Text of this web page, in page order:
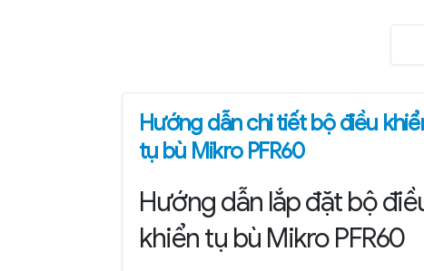
Hướng dẫn chi tiết bộ điều
tụ bù Mikro PFR60
Hướng dẫn lắp đặt bộ
khiển tụ bù Mikro PFR60